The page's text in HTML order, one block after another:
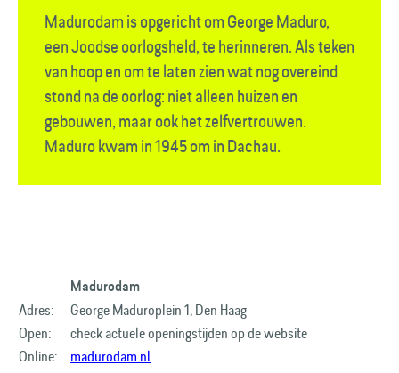
Madurodam is opgericht om George Maduro,
een Joodse oorlogsheld, te herinneren. Als teken
van hoop en om te laten zien wat nog overeind
stond na de oorlog: niet alleen huizen en
gebouwen, maar ook het zelfvertrouwen.
Maduro kwam in 1945 om in Dachau.
Madurodam
Adres:
George Maduroplein 1, Den Haag
Open:
check actuele openingstijden op de website
Online:
madurodam.nl